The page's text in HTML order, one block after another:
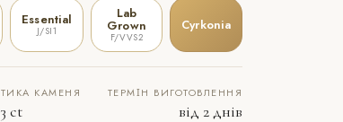
Essential
J/SI1
Lab
Grown
F/VVS2
Cyrkonia
КАМЕНЯ
ct
ТЕРМІН ВИГОТОВЛЕННЯ
від 2 днів